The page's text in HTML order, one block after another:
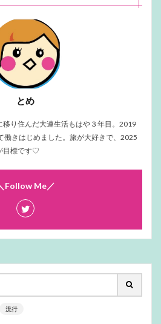
とめ
り住んだ大連生活もはや３年目。2019
働きはじめました。旅が大好きで、2025
目標です♡
Follow Me／
流行